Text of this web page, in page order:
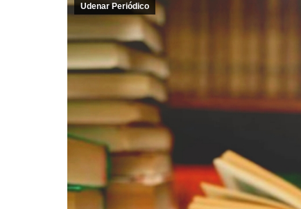
Udenar Periódico